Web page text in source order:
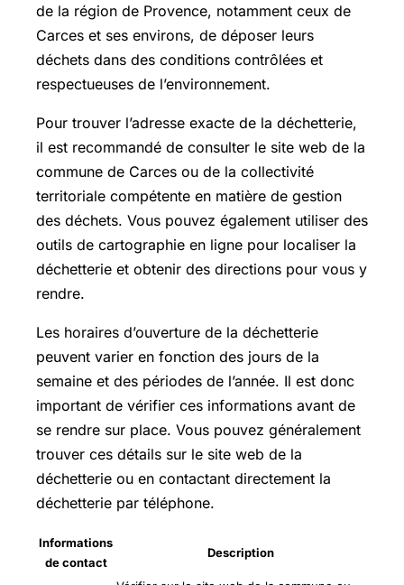
de la région de Provence, notamment ceux de
Carces et ses environs, de déposer leurs
déchets dans des conditions contrôlées et
respectueuses de l’environnement.
Pour trouver l’adresse exacte de la déchetterie,
il est recommandé de consulter le site web de la
commune de Carces ou de la collectivité
territoriale compétente en matière de gestion
des déchets. Vous pouvez également utiliser des
outils de cartographie en ligne pour localiser la
déchetterie et obtenir des directions pour vous y
rendre.
Les horaires d’ouverture de la déchetterie
peuvent varier en fonction des jours de la
semaine et des périodes de l’année. Il est donc
important de vérifier ces informations avant de
se rendre sur place. Vous pouvez généralement
trouver ces détails sur le site web de la
déchetterie ou en contactant directement la
déchetterie par téléphone.
Informations
de contact
Description